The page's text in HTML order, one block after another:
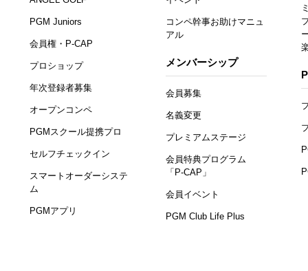
PGM Juniors
会員権・P-CAP
プロショップ
年次登録者募集
オープンコンペ
PGMスクール提携プロ
セルフチェックイン
スマートオーダーシステ
ム
PGMアプリ
コンペ幹事お助けマニュ
アル
メンバーシップ
会員募集
名義変更
プレミアムステージ
会員特典プログラム
「P-CAP」
会員イベント
PGM Club Life Plus